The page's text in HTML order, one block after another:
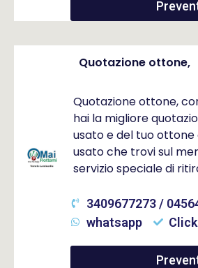
Quotazione ottone,
Quotazione ottone,
hai la migliore
usato e del tuo
usato che trovi sul
servizio speciale di
3409677273 /
whatsapp